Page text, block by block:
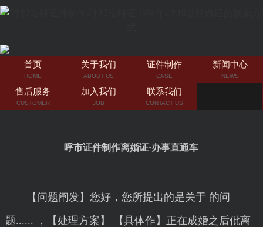
首页
HOME
关于我们
ABOUT US
证件制作
CASE
新闻中心
NEWS
售后服务
CUSTOMER
加入我们
JOB
联系我们
CONTACT US
呼市证件制作离婚证·办事直通车
【问题阐发】您好，您所提出的是关于 的问
题...... ，【处理方案】 【具体作】正在成婚之后仳离